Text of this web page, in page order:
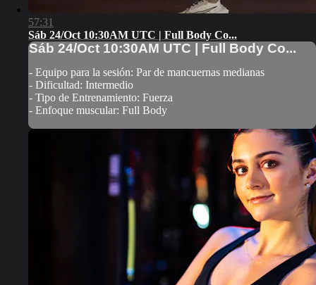
57:31
Sáb 24/Oct 10:30AM UTC | Full Body Co...
Sáb 24/Oct 10:30AM UTC | Full Body Co...
- Equipo para la sesión: Par de mancuernas medianas
- Dificultad: Intermedio
- Tipo de Entrenamiento: Fuerza
- Enfoque muscular: Full Body